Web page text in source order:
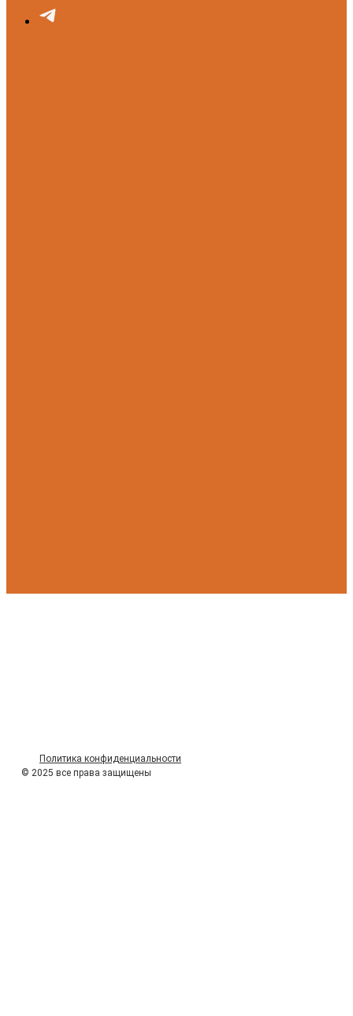
Политика конфиденциальности
© 2025 все права защищены